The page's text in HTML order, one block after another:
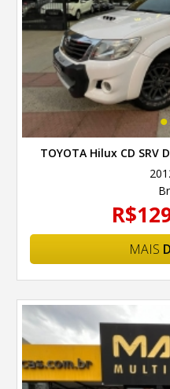
•
TOYOTA Hilux CD SRV
MAIS